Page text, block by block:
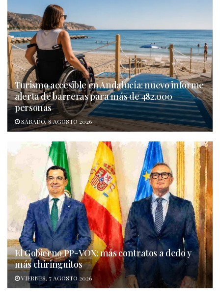
Turismo accesible en Andalucía: nuevo informe
alerta de barreras para más de 482.000
personas
SÁBADO, 8 AGOSTO 2026
El Gobierno PP-VOX: más contratos a dedo y
más chiringuitos
VIERNES, 7 AGOSTO 2026